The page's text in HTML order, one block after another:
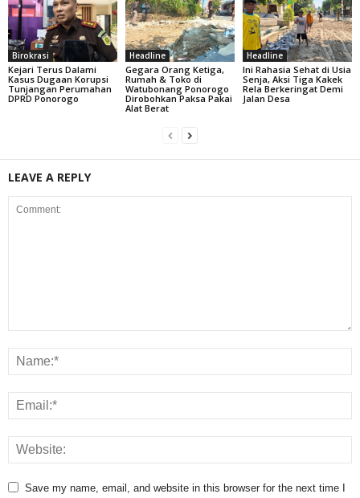
Birokrasi
Kejari Terus Dalami
Kasus Dugaan Korupsi
Tunjangan Perumahan
DPRD Ponorogo
Headline
Gegara Orang Ketiga,
Rumah & Toko di
Watubonang Ponorogo
Dirobohkan Paksa Pakai
Alat Berat
Headline
Ini Rahasia Sehat di Usia
Senja, Aksi Tiga Kakek
Rela Berkeringat Demi
Jalan Desa
LEAVE A REPLY
Save my name, email, and website in this browser for the next time I